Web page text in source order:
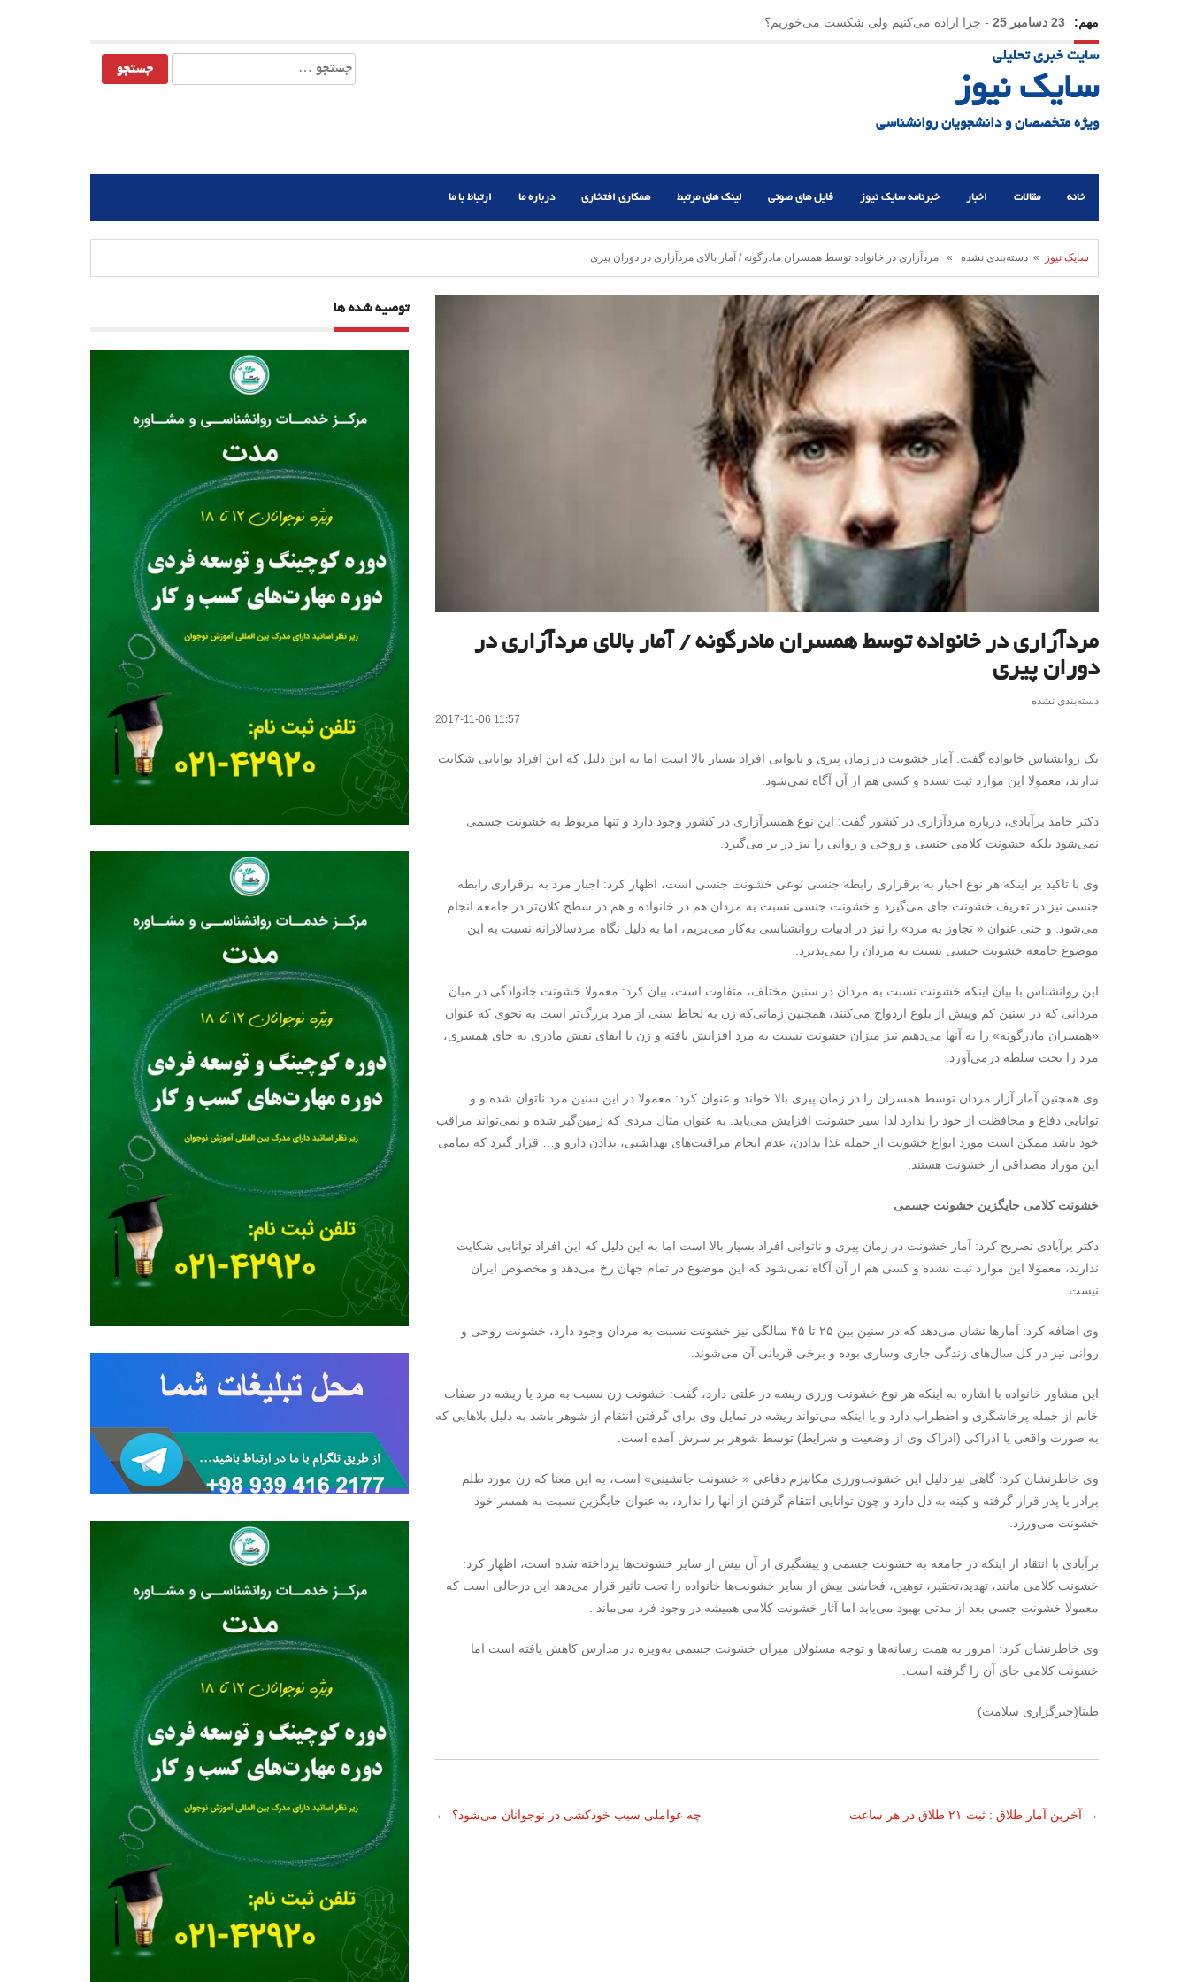
مهم: 23 دسامبر 25 - چرا اراده می‌کنیم ولی شکست می‌خوریم؟
21 دسامبر 25
سایت خبری تحلیلی
سایک نیوز
ویژه متخصصان و دانشجویان روانشناسی
جستجو
برای:
خانه مقالات اخبار خبرنامه سایک نیوز فایل های صوتی لینک های مرتبط همکاری افتخاری درباره ما ارتباط با ما
سایک نیوز » دسته‌بندی نشده » مردآزاری در خانواده توسط همسران مادرگونه / آمار بالای مردآزاری در دوران پیری
مردآزاری در خانواده توسط همسران مادرگونه / آمار بالای مردآزاری در
دوران پیری
دسته‌بندی نشده
2017-11-06 11:57
یک روانشناس خانواده گفت: آمار خشونت در زمان پیری و ناتوانی افراد بسیار بالا است اما به این دلیل که این افراد توانایی شکایت
ندارند،‌ معمولا این موارد ثبت نشده و کسی هم از آن آگاه نمی‌شود.
دکتر حامد برآبادی، درباره مردآزاری در کشور گفت: این نوع همسرآزاری در کشور وجود دارد و تنها مربوط به خشونت جسمی
نمی‌شود بلکه خشونت کلامی جنسی و روحی و روانی را نیز در بر می‌گیرد.
وی با تاکید بر اینکه هر نوع اجبار به برقراری رابطه جنسی نوعی خشونت جنسی است،‌ اظهار کرد: اجبار مرد به برقراری رابطه
جنسی نیز در تعریف خشونت جای می‌گیرد و خشونت جنسی نسبت به مردان هم در خانواده و هم در سطح کلان‌تر در جامعه انجام
می‌شود. و حتی عنوان « تجاوز به مرد» را نیز در ادبیات روانشناسی به‌کار می‌بریم، اما به دلیل نگاه مردسالارانه نسبت به این
موضوع جامعه خشونت جنسی نسبت به مردان را نمی‌پذیرد.
این روانشناس با بیان اینکه خشونت نسبت به مردان در سنین مختلف،‌ متفاوت است،‌ بیان کرد: معمولا خشونت خانوادگی در میان
مردانی که در سنین کم وپیش از بلوغ ازدواج می‌کنند،‌ همچنین زمانی‌که زن به لحاظ سنی از مرد بزرگ‌تر است به نحوی که عنوان
«همسران مادرگونه» را به آنها می‌دهیم نیز میزان خشونت نسبت به مرد افزایش یافته و زن با ایفای نقش مادری به جای همسری،‌
مرد را تحت سلطه درمی‌آورد.
وی همچنین آمار آزار مردان توسط همسران را در زمان پیری بالا خواند و عنوان کرد: معمولا در این سنین مرد ناتوان شده و و
توانایی دفاع و محافظت از خود را ندارد لذا سیر خشونت افزایش می‌یابد. به عنوان مثال مردی که زمین‌گیر شده و نمی‌تواند مراقب
خود باشد ممکن است مورد انواع خشونت از جمله غذا ندادن، عدم انجام مراقبت‌های بهداشتی،‌ ندادن دارو و… قرار گیرد که تمامی
این موراد مصداقی از خشونت هستند.
خشونت کلامی جایگزین خشونت جسمی
دکتر برآبادی تصریح کرد: آمار خشونت در زمان پیری و ناتوانی افراد بسیار بالا است اما به این دلیل که این افراد توانایی شکایت
ندارند،‌ معمولا این موارد ثبت نشده و کسی هم از آن آگاه نمی‌شود که این موضوع در تمام جهان رخ می‌دهد و مخصوص ایران
نیست.
وی اضافه کرد: آمارها نشان می‌دهد که در سنین بین ۲۵ تا ۴۵ سالگی نیز خشونت نسبت به مردان وجود دارد، خشونت روحی و
روانی نیز در کل سال‌های زندگی جاری وساری بوده و برخی قربانی آن می‌شوند.
این مشاور خانواده با اشاره به اینکه هر نوع خشونت ورزی ریشه در علتی دارد،‌ گفت:‌ خشونت زن نسبت به مرد یا ریشه در صفات
خانم از جمله پرخاشگری و اضطراب دارد و یا اینکه می‌تواند ریشه در تمایل وی برای گرفتن انتقام از شوهر باشد به دلیل بلاهایی که
به صورت واقعی یا ادراکی (ادراک وی از وضعیت و شرایط) توسط شوهر بر سرش آمده است.
وی خاطرنشان کرد:‌ گاهی نیز دلیل این خشونت‌ورزی مکانیزم دفاعی « خشونت جانشینی» است،‌ به این معنا که زن مورد ظلم
برادر یا پدر قرار گرفته و کینه به دل دارد و چون توانایی انتقام گرفتن از آنها را ندارد، به عنوان جایگزین نسبت به همسر خود
خشونت می‌ورزد.
برآبادی با انتقاد از اینکه در جامعه به خشونت جسمی و پیشگیری از آن بیش از سایر خشونت‌ها پرداخته شده است، اظهار کرد:
خشونت کلامی مانند، تهدید،‌تحقیر، توهین،‌ فحاشی بیش از سایر خشونت‌ها خانواده را تحت تاثیر قرار می‌دهد این درحالی است که
معمولا خشونت جسی بعد از مدتی بهبود می‌یابد اما آثار خشونت کلامی همیشه در وجود فرد می‌ماند .
وی خاطرنشان کرد: امروز به همت رسانه‌ها و توجه مسئولان میزان خشونت جسمی به‌ویژه در مدارس کاهش یافته است اما
خشونت کلامی جای آن را گرفته است.
طبنا(خبرگزاری سلامت)
ناوبری
← چه عواملی سبب خودکشی در نوجوانان می‌شود؟ آخرین آمار طلاق : ثبت ۲۱ طلاق در هر ساعت →
توصیه شده ها